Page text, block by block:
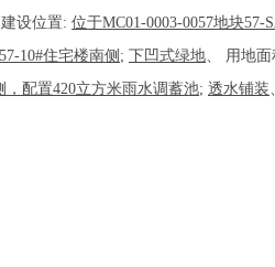
设位置: 位于MC01-0003-0057地块57-
10#住宅楼南侧 ; 下凹式绿地、 用地面
，配置420立方米雨水调蓄池; 透水铺装